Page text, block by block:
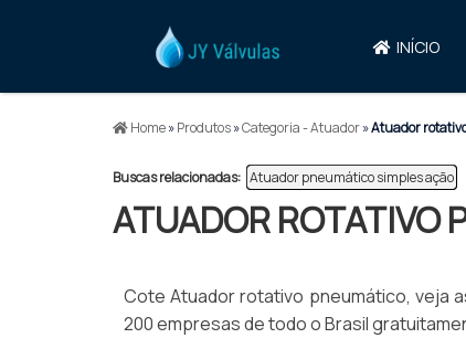
INÍCIO
Home»Produtos»Categoria - Atuador»Atuador
Buscas relacionadas: Atuador pneumático simples ação
ATUADOR ROTATIVO
Cote Atuador rotativo pneumático, veja
200 empresas de todo o Brasil